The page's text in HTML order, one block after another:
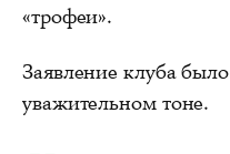
«трофеи».
Заявление клуба было
уважительном тоне.